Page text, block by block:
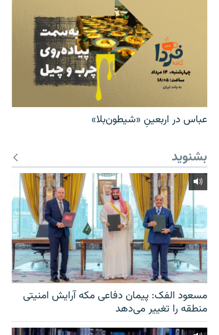
عباس در اربعینِ «شیطون‌بلا»
بشنوید
مسعود الفک: پیمان دفاعی مکه آرایش امنیتی
منطقه را تغییر می‌دهد